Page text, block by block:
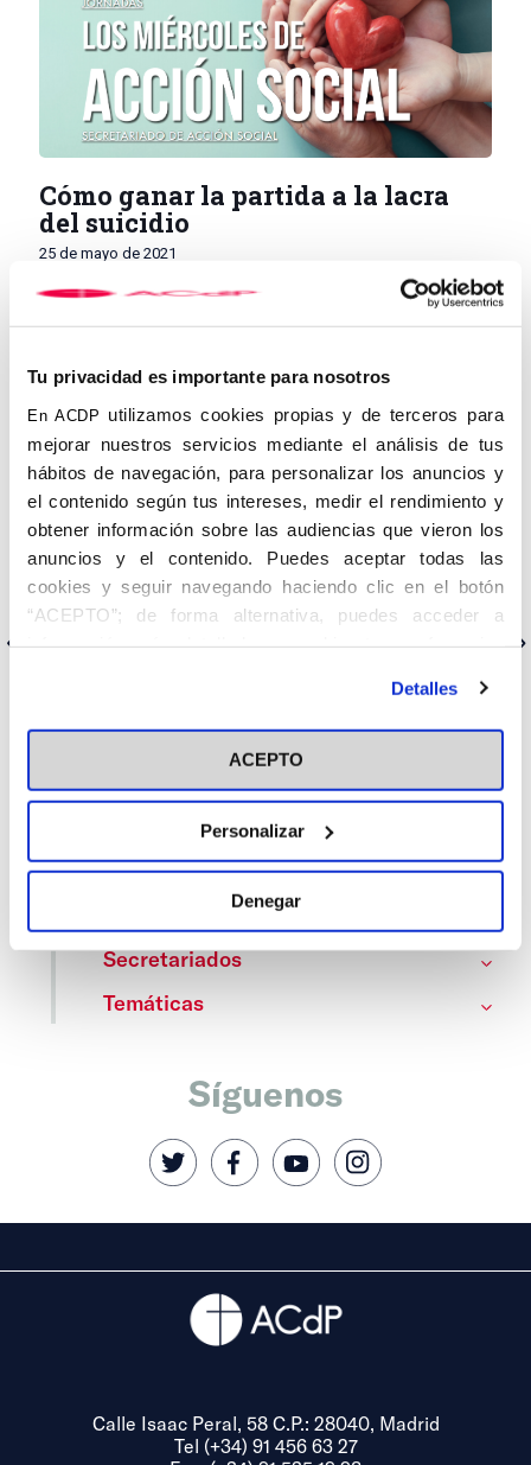
Tu privacidad es importante para nosotros
En ACDP utilizamos cookies propias y de terceros para
mejorar nuestros servicios mediante el análisis de tus
hábitos de navegación, para personalizar los anuncios y
el contenido según tus intereses, medir el rendimiento y
obtener información sobre las audiencias que vieron los
anuncios y el contenido. Puedes aceptar todas las
cookies y seguir navegando haciendo clic en el botón
“ACEPTO”; de forma alternativa, puedes acceder a
información más detallada y cambiar tus preferencias
en el botón "Personalizar". Para más información puedes
visitar nuestra Política de Cookies
Detalles
ACEPTO
Personalizar
Denegar
Cómo ganar la partida a la lacra
del suicidio
25 de mayo de 2021
Universidad CEU San Pablo, psicologo clínico y miembro de la
Red Global de Práctica Clínica de la OMS en España. El evento
tendrá lugar mañana, 26 de mayo a las 19:00 horas.
-Conéctate a través de ZOOM: https://fusp-
ceu.zoom.us/j/93828550577
ID: 978 1089 4349 | Contraseña: 232852
PROGRAMA:
https://www.acdp.es/wp-content/uploads/Los-
Mie%CC%81rcoles-de-Accio%CC%81n-Social.pdf
Anterior Siguiente
Categorías
Centros
Fiesta de la Resurrección
Secretariados
Temáticas
Síguenos
Calle Isaac Peral, 58 C.P.: 28040, Madrid
Tel (+34) 91 456 63 27